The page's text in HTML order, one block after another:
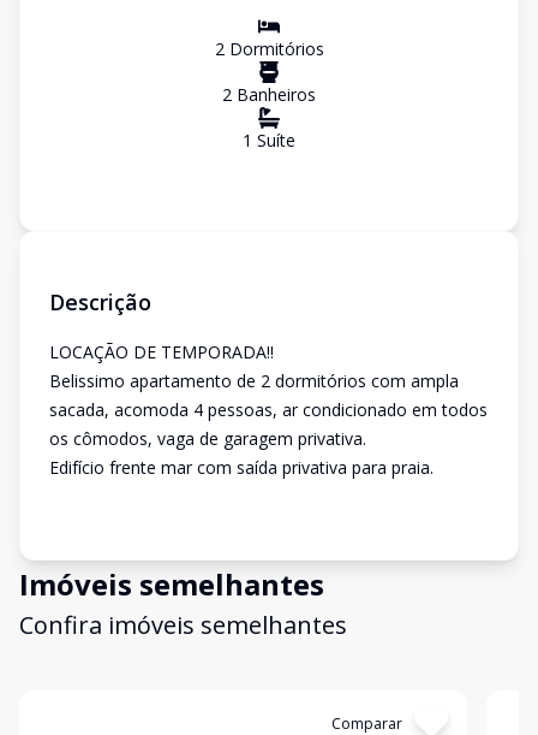
2Dormitórios
2 Banheiros
1 Suíte
Descrição
LOCAÇÃO DE TEMPORADA!!
Belissimo apartamento de 2 dormitórios com ampla
sacada, acomoda 4 pessoas, ar condicionado em todos
os cômodos, vaga de garagem privativa.
Edifício frente mar com saída privativa para praia.
Imóveis semelhantes
Confira imóveis semelhantes
Comparar